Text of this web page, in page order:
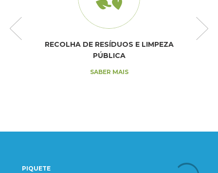
RECOLHA DE RESÍDUOS E LIMPEZA
PÚBLICA
SABER MAIS
PIQUETE